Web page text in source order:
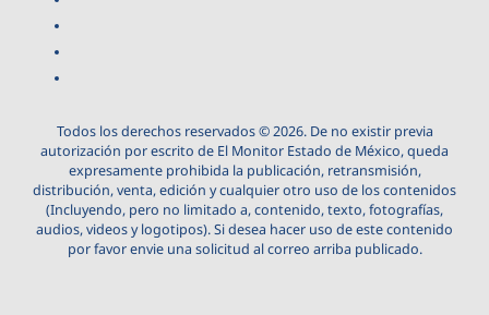
Todos los derechos reservados © 2026. De no existir previa
autorización por escrito de El Monitor Estado de México, queda
expresamente prohibida la publicación, retransmisión,
distribución, venta, edición y cualquier otro uso de los contenidos
(Incluyendo, pero no limitado a, contenido, texto, fotografías,
audios, videos y logotipos). Si desea hacer uso de este contenido
por favor envie una solicitud al correo arriba publicado.